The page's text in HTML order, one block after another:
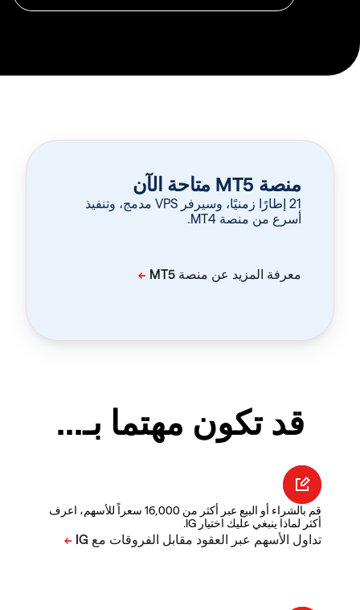
منصة MT5 متاحة الآن
‏21 إطارًا زمنيًا، وسيرفر VPS مدمج، وتنفيذ
أسرع من منصة MT4.
قد تكون مهتما بـ...
قم بالشراء أو البيع عبر أكثر من 16,000 سعراً للأسهم، اعرف
أكثر لماذا ينبغي عليك اختيار IG.